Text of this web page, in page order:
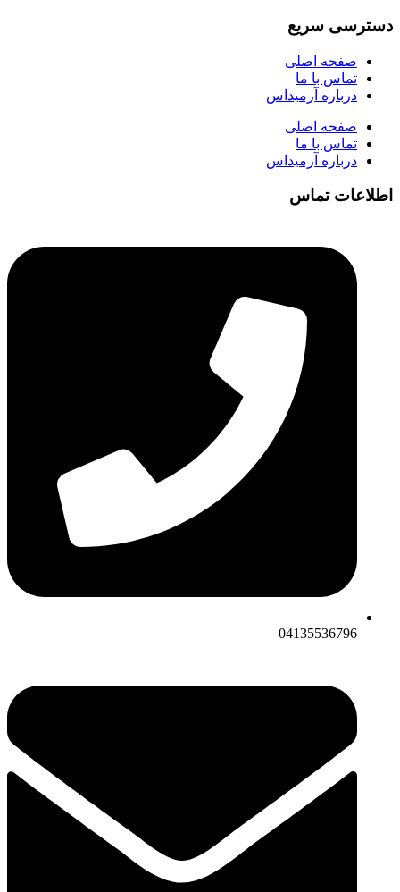
دسترسی سریع
صفحه اصلی
تماس با ما
درباره آرمیداس
صفحه اصلی
تماس با ما
درباره آرمیداس
اطلاعات تماس
04135536796